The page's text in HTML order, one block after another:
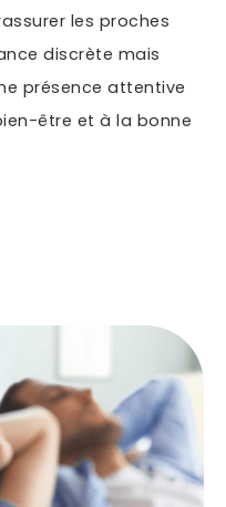
les proches
discrète mais
présence attentive
être et à la bonne
j'accepte que les
dans le cadre